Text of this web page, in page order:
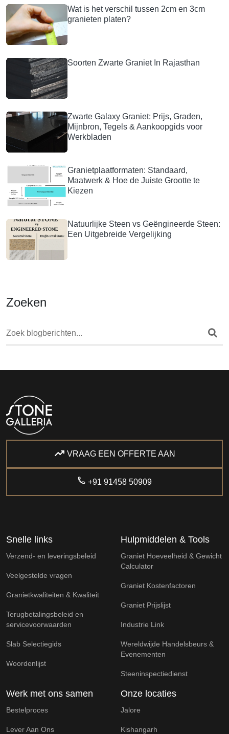
Wat is het verschil tussen 2cm en 3cm
granieten platen?
Soorten Zwarte Graniet In Rajasthan
Zwarte Galaxy Graniet: Prijs, Graden,
Mijnbron, Tegels & Aankoopgids voor
Werkbladen
Granietplaatformaten: Standaard,
Maatwerk & Hoe de Juiste Grootte te
Kiezen
Natuurlijke Steen vs Geëngineerde Steen:
Een Uitgebreide Vergelijking
Zoeken
VRAAG EEN OFFERTE AAN
+91 91458 50909
Snelle links
Verzend- en leveringsbeleid
Veelgestelde vragen
Granietkwaliteiten & Kwaliteit
Terugbetalingsbeleid en
servicevoorwaarden
Slab Selectiegids
Woordenlijst
Hulpmiddelen & Tools
Graniet Hoeveelheid & Gewicht
Calculator
Graniet Kostenfactoren
Graniet Prijslijst
Industrie Link
Wereldwijde Handelsbeurs &
Evenementen
Steeninspectiedienst
Werk met ons samen
Bestelproces
Lever Aan Ons
Onze locaties
Jalore
Kishangarh